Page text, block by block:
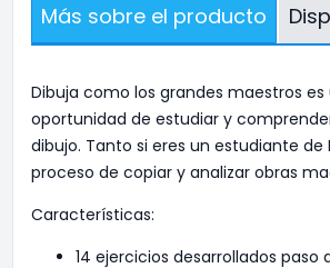
Más sobre el producto
Dibuja como los grandes maestros
oportunidad de estudiar y
dibujo. Tanto si eres un estudiante
proceso de copiar y analizar obras
Características:
14 ejercicios desarrollados